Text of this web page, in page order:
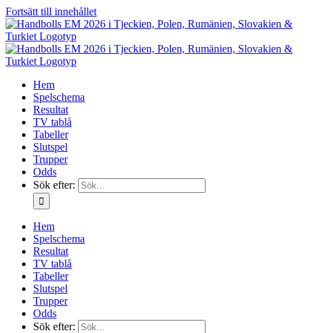
Fortsätt till innehållet
Hem
Spelschema
Resultat
TV tablå
Tabeller
Slutspel
Trupper
Odds
Sök efter:
Hem
Spelschema
Resultat
TV tablå
Tabeller
Slutspel
Trupper
Odds
Sök efter: